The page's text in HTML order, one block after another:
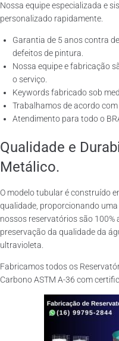
Nossa equipe especializada e
personalizado rapidamente.
Garantia de 5 anos contra
defeitos de pintura.
Nossa equipe e fabricação
o serviço.
Keywords fabricado sob
Trabalhamos de acordo com
Atendimento para todo o
Qualidade e
Metálico.
O modelo tubular é construído
qualidade, proporcionando
nossos reservatórios são
preservação da qualidade da
ultravioleta.
Fabricamos todos os
Carbono ASTM A-36 com